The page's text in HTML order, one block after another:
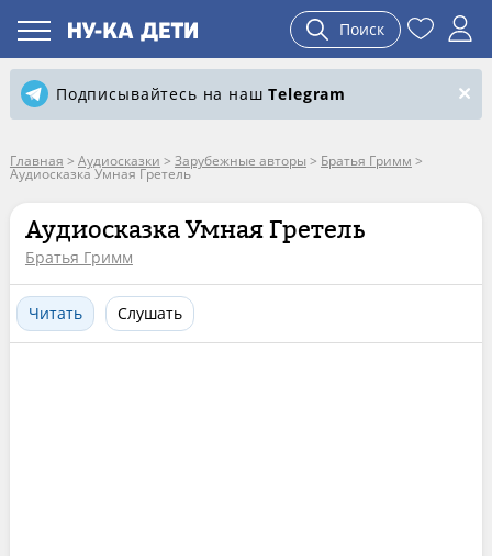
Поиск
Подписывайтесь на нашTelegram
Главная > Аудиосказки > Зарубежные авторы > Братья Гримм >
Аудиосказка Умная Гретель
Аудиосказка Умная Гретель
Братья Гримм
Читать Слушать